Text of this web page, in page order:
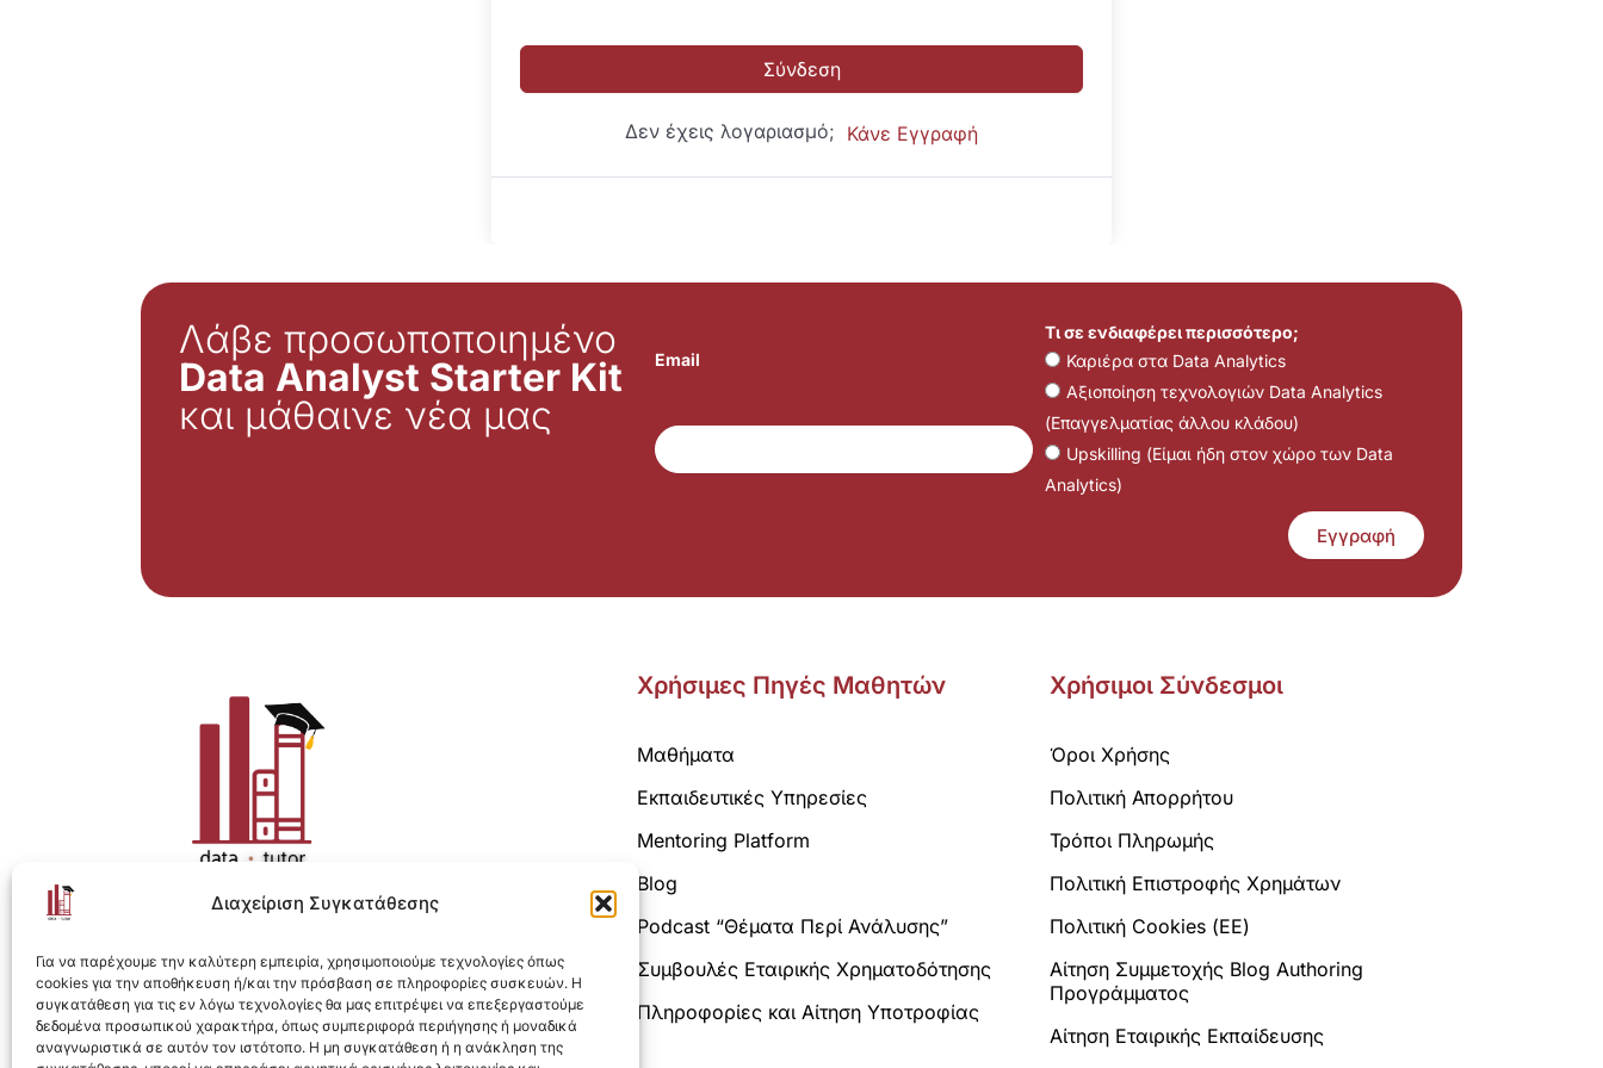
Διαχείριση Συγκατάθεσης
Για να παρέχουμε την καλύτερη εμπειρία, χρησιμοποιούμε τεχνολογίες όπως
cookies για την αποθήκευση ή/και την πρόσβαση σε πληροφορίες συσκευών. Η
συγκατάθεση για τις εν λόγω τεχνολογίες θα μας επιτρέψει να επεξεργαστούμε
δεδομένα προσωπικού χαρακτήρα, όπως συμπεριφορά περιήγησης ή μοναδικά
αναγνωριστικά σε αυτόν τον ιστότοπο. Η μη συγκατάθεση ή η ανάκληση της
Σύνδεση
Δεν έχεις λογαριασμό; Κάνε Εγγραφή
Λάβε προσωποποιημένο
Data Analyst Starter Kit
και μάθαινε νέα μας
Email
Τι σε ενδιαφέρει περισσότερο;
Καριέρα στα Data Analytics
Αξιοποίηση τεχνολογιών Data Analytics
(Επαγγελματίας άλλου κλάδου)
Upskilling (Είμαι ήδη στον χώρο των Data
Analytics)
Εγγραφή
Η ολοκληρωμένη e-learning λύση για Data Analytics.
Χρήσιμες Πηγές Μαθητών
Μαθήματα
Εκπαιδευτικές Υπηρεσίες
Mentoring Platform
Blog
Podcast “Θέματα Περί Ανάλυσης”
Συμβουλές Εταιρικής Χρηματοδότησης
Πληροφορίες και Αίτηση Υποτροφίας
Χρήσιμοι Σύνδεσμοι
Όροι Χρήσης
Πολιτική Απορρήτου
Τρόποι Πληρωμής
Πολιτική Επιστροφής Χρημάτων
Πολιτική Cookies (ΕΕ)
Αίτηση Συμμετοχής Blog Authoring
Προγράμματος
Αίτηση Εταιρικής Εκπαίδευσης